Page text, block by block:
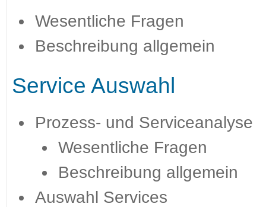
Wesentliche Fragen
Beschreibung allgemein
Service Auswahl
Prozess- und Serviceanalyse
Wesentliche Fragen
Beschreibung allgemein
Auswahl Services